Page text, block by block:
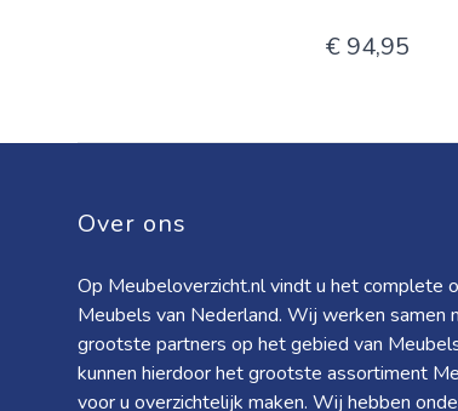
€ 94,95
Over ons
Op Meubeloverzicht.nl vindt u het complete
Meubels van Nederland. Wij werken samen
grootste partners op het gebied van
kunnen hierdoor het grootste assortiment
voor u overzichtelijk maken. Wij hebben